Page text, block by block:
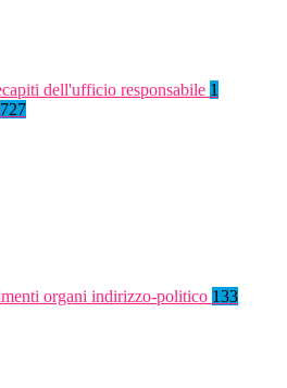
dell'ufficio responsabile 1
727
organi indirizzo-politico 133